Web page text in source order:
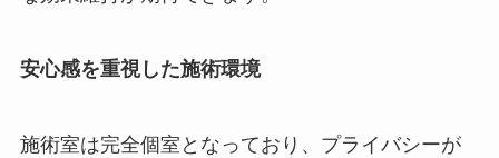
安心感を重視した施術環境
施術室は完全個室となっており、プライバシーが